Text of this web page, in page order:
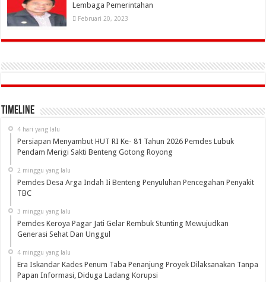
Lembaga Pemerintahan
Februari 20, 2023
Timeline
4 hari yang lalu
Persiapan Menyambut HUT RI Ke- 81 Tahun 2026 Pemdes Lubuk
Pendam Merigi Sakti Benteng Gotong Royong
2 minggu yang lalu
Pemdes Desa Arga Indah Ii Benteng Penyuluhan Pencegahan Penyakit
TBC
3 minggu yang lalu
Pemdes Keroya Pagar Jati Gelar Rembuk Stunting Mewujudkan
Generasi Sehat Dan Unggul
4 minggu yang lalu
Era Iskandar Kades Penum Taba Penanjung Proyek Dilaksanakan Tanpa
Papan Informasi, Diduga Ladang Korupsi